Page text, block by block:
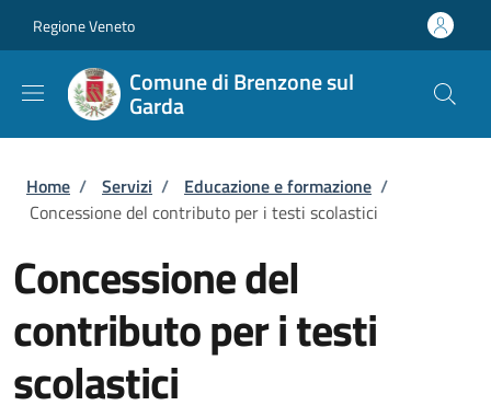
Regione Veneto
Comune di Brenzone sul
Garda
Briciole di pane
Home / Servizi / Educazione e formazione /
Concessione del contributo per i testi scolastici
Concessione del
contributo per i testi
scolastici